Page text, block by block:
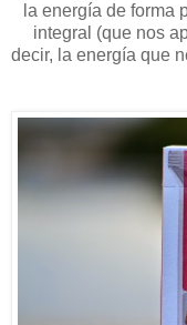
la energía de forma
integral (que nos
decir, la energía que